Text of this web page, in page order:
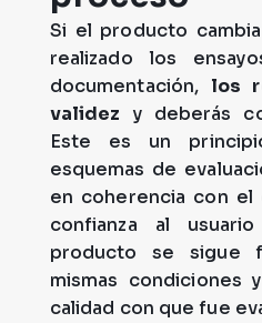
Si el producto
realizado los
documentación, los
validez y deberás
Este es un
esquemas de
en coherencia con
confianza al
producto se sigue
mismas condiciones
calidad con que fue